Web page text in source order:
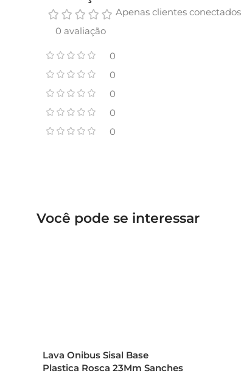
0 avaliação
0
0
0
0
0
Apenas clientes
Você pode se interessar
Lava Onibus Sisal Base
Plastica Rosca 23Mm Sanches